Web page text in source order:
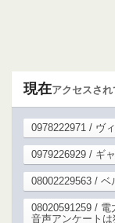
現在アクセスさ
0978222971 / ヴ
0979226929 / ギ
08002229563 / ベ
08020591259 /
音声アンケート